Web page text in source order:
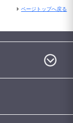
ページトップへ戻る